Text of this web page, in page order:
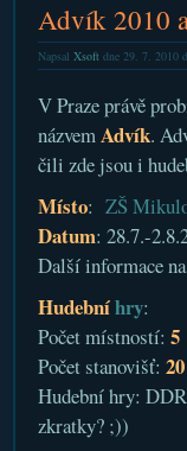
Advík 2010
Napsal Xsoftdne 29. 7. 2010
V Praze právě
názvemAdvík.
čili zde jsou i
Místo: ZŠ
Datum: 28.7.-
Další informace
Hudebníhry:
Počet místností: 5
Počet stanovišť: 20
Hudební hry:
zkratky? ;))